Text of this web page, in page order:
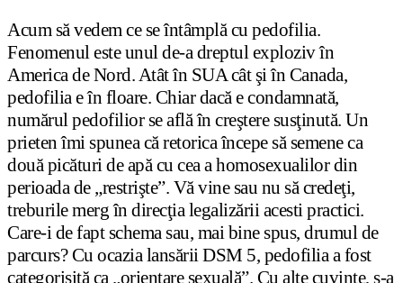
Acum să vedem ce se întâmplă cu pedofilia.
Fenomenul este unul de-a dreptul exploziv în
America de Nord. Atât în SUA cât şi în Canada,
pedofilia e în floare. Chiar dacă e condamnată,
numărul pedofilior se află în creştere susţinută. Un
prieten îmi spunea că retorica începe să semene ca
două picături de apă cu cea a homosexualilor din
perioada de „restrişte”. Vă vine sau nu să credeţi,
treburile merg în direcţia legalizării acesti practici.
Care-i de fapt schema sau, mai bine spus, drumul de
parcurs? Cu ocazia lansării DSM 5, pedofilia a fost
categorisită ca „orientare sexuală”. Cu alte cuvinte, s-a